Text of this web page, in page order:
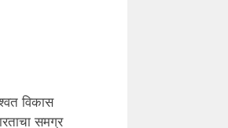
विकास
समग्र